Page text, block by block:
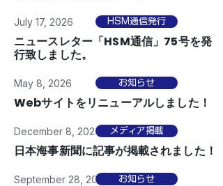
July 17, 2026 HSM通信発行
ニュースレター「HSM通信」75号を発
行致しました。
May 8, 2026 お知らせ
Webサイトをリニューアルしました！
December 8, 2025 メディア掲載
日本海事新聞に記事が掲載されました！
September 28, 2025 お知らせ